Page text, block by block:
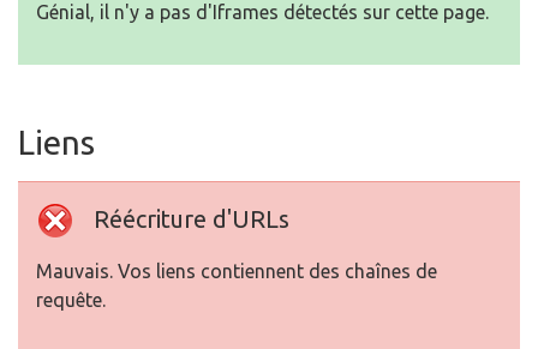
Génial, il n'y a pas d'Iframes détectés sur cette page.
Liens
Réécriture d'URLs
Mauvais. Vos liens contiennent des chaînes de
requête.